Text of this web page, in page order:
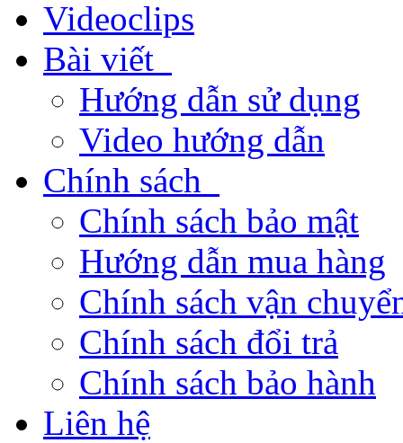
Videoclips
Bài viết
Hướng dẫn sử dụng
Video hướng dẫn
Chính sách
Chính sách bảo mật
Hướng dẫn mua hàng
Chính sách vận
Chính sách đổi trả
Chính sách bảo hành
Liên hệ